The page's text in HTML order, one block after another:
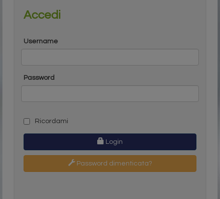
Accedi
Username
Password
Ricordami
Login
Password dimenticata?